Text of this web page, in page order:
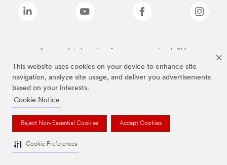
This website uses cookies on your device to enhance site
navigation, analyze site usage, and deliver you advertisements
based on your interests.
Cookie Notice
Reject Non-Essential Cookies Accept Cookies
Cookie Preferences
As marcas listadas a cima são marcas comerciais da 3M.